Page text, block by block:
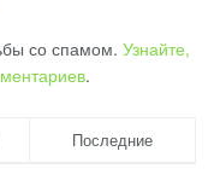
со спамом. Узнайте,
.
Последние